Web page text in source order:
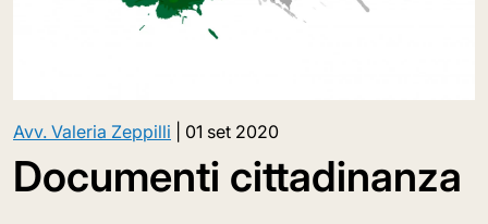
Avv. Valeria Zeppilli 01 set 2020
Documenti cittadinanza